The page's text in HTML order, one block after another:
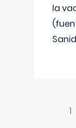
la
1